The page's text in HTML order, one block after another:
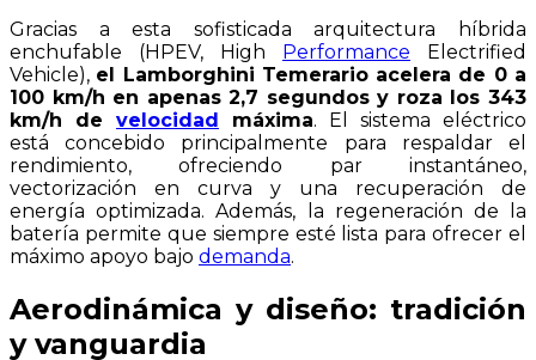
Gracias a esta sofisticada arquitectura híbrida
enchufable (HPEV, High Performance Electrified
Vehicle), el Lamborghini Temerario acelera de 0 a
100 km/h en apenas 2,7 segundos y roza los 343
km/h de velocidad máxima. El sistema eléctrico
está concebido principalmente para respaldar el
rendimiento, ofreciendo par instantáneo,
vectorización en curva y una recuperación de
energía optimizada. Además, la regeneración de la
batería permite que siempre esté lista para ofrecer el
máximo apoyo bajo demanda.
Aerodinámica y diseño: tradición
y vanguardia